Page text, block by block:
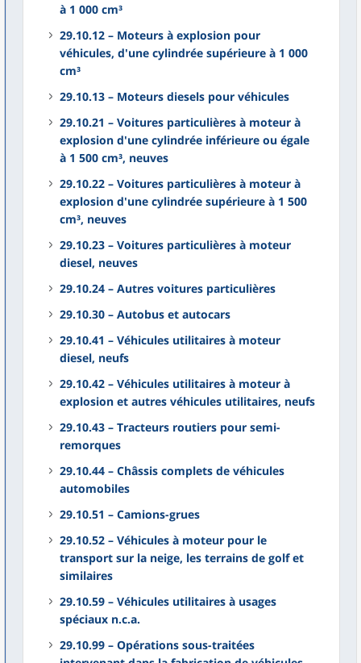
à 1 000 cm³
29.10.12 – Moteurs à explosion pour
véhicules, d'une cylindrée supérieure à 1 000
cm³
29.10.13 – Moteurs diesels pour véhicules
29.10.21 – Voitures particulières à moteur à
explosion d'une cylindrée inférieure ou égale
à 1 500 cm³, neuves
29.10.22 – Voitures particulières à moteur à
explosion d'une cylindrée supérieure à 1 500
cm³, neuves
29.10.23 – Voitures particulières à moteur
diesel, neuves
29.10.24 – Autres voitures particulières
29.10.30 – Autobus et autocars
29.10.41 – Véhicules utilitaires à moteur
diesel, neufs
29.10.42 – Véhicules utilitaires à moteur à
explosion et autres véhicules utilitaires, neufs
29.10.43 – Tracteurs routiers pour semi-
remorques
29.10.44 – Châssis complets de véhicules
automobiles
29.10.51 – Camions-grues
29.10.52 – Véhicules à moteur pour le
transport sur la neige, les terrains de golf et
similaires
29.10.59 – Véhicules utilitaires à usages
spéciaux n.c.a.
29.10.99 – Opérations sous-traitées